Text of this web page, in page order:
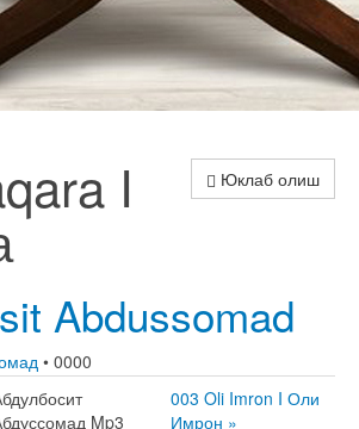
Юклаб олиш
I
Abdussomad
• 0000
Mp3
003 Oli Imron I Оли
Имрон »